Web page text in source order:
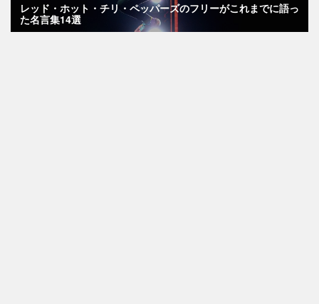
レッド・ホット・チリ・ペッパーズのフリーがこれまでに語っ
た名言集14選